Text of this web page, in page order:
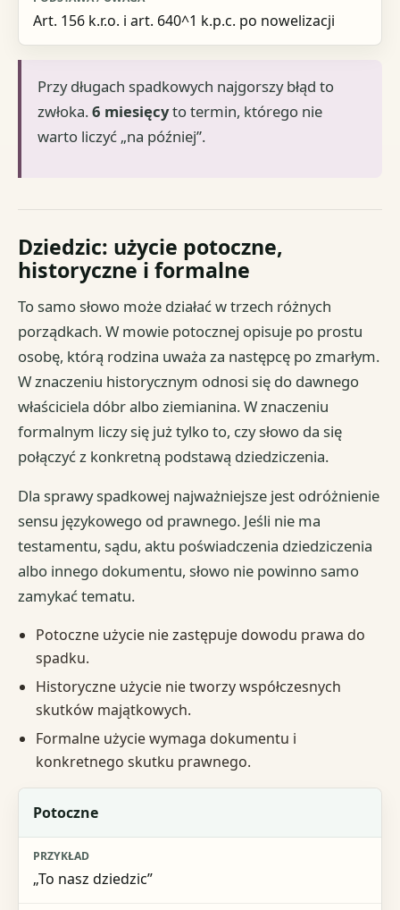
Art. 156 k.r.o. i art. 640^1 k.p.c. po nowelizacji
Przy długach spadkowych najgorszy błąd to
zwłoka.6 miesięcyto termin, którego nie
warto liczyć „na później”.
Dziedzic: użycie potoczne,
historyczne i formalne
To samo słowo może działać w trzech różnych
porządkach. W mowie potocznej opisuje po prostu
osobę, którą rodzina uważa za następcę po zmarłym.
W znaczeniu historycznym odnosi się do dawnego
właściciela dóbr albo ziemianina. W znaczeniu
formalnym liczy się już tylko to, czy słowo da się
połączyć z konkretną podstawą dziedziczenia.
Dla sprawy spadkowej najważniejsze jest odróżnienie
sensu językowego od prawnego. Jeśli nie ma
testamentu, sądu, aktu poświadczenia dziedziczenia
albo innego dokumentu, słowo nie powinno samo
zamykać tematu.
Potoczne użycie nie zastępuje dowodu prawa do
spadku.
Historyczne użycie nie tworzy współczesnych
skutków majątkowych.
Formalne użycie wymaga dokumentu i
konkretnego skutku prawnego.
Rodzaj użycia
Przykład
Potoczne
„To nasz dziedzic”